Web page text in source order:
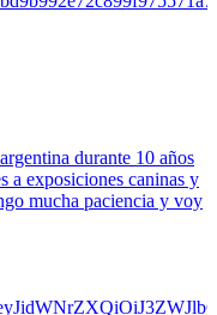
durante 10 años
a exposiciones caninas y
mucha paciencia y voy